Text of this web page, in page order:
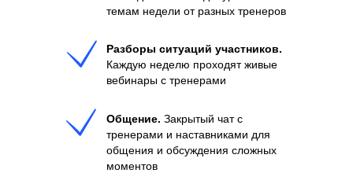
темам недели от разных тренеров
Разборы ситуаций участников.
Каждую неделю проходят живые
вебинары с тренерами
Общение. Закрытый чат с
тренерами и наставниками для
общения и обсуждения сложных
моментов